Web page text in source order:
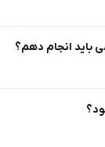
باید انجام دهم؟